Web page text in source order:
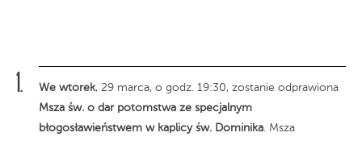
We wtorek, 29 marca, o godz. 19:30, zostanie odprawiona
Msza św. o dar potomstwa ze specjalnym
błogosławieństwem w kaplicy św. Dominika. Msza